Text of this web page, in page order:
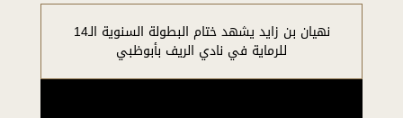
نهيان بن زايد يشهد ختام البطولة السنوية الـ14
للرماية في نادي الريف بأبوظبي